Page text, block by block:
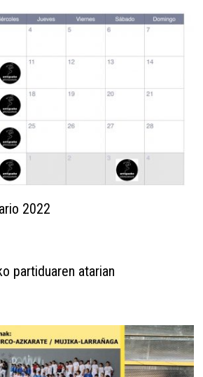
2022
partiduaren atarian